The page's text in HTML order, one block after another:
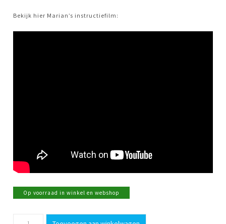
Bekijk hier Marian’s instructiefilm:
Op voorraad in winkel en webshop